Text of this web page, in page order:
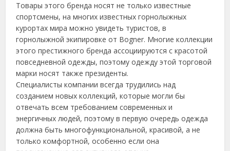
Товары этого бренда носят не только известные
спортсмены, на многих известных горнолыжных
курортах мира можно увидеть туристов, в
горнолыжной экипировке от Bogner. Многие коллекции
этого престижного бренда ассоциируются с красотой
повседневной одежды, поэтому одежду этой торговой
марки носят также президенты.
Специалисты компании всегда трудились над
созданием новых коллекций, которые могли бы
отвечать всем требованием современных и
энергичных людей, поэтому в первую очередь одежда
должна быть многофункциональной, красивой, а не
только комфортной, особенно если она